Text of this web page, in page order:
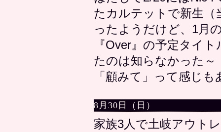
たカルテットで新生（
ったようだけど、1月
『Over』の予定タイ
たのは知らなかった～
「顧みて」って感じ
8月30日（日）
家族3人で土岐アウト